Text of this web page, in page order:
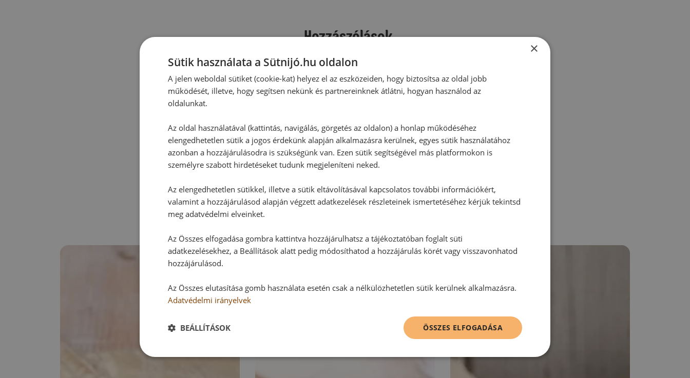
Hozzászólások
Ehhez a recepthez még nem érkezett hozzászólás.
Vélemény írásához, kérjük,jelentkezz be!
RECEPTAJÁNLÓ
×
Sütik használata a Sütnijó.hu oldalon
A jelen weboldal sütiket (cookie-kat) helyez el az eszközeiden, hogy biztosítsa az oldal jobb
működését, illetve, hogy segítsen nekünk és partnereinknek átlátni, hogyan használod az
oldalunkat.
Az oldal használatával (kattintás, navigálás, görgetés az oldalon) a honlap működéséhez
elengedhetetlen sütik a jogos érdekünk alapján alkalmazásra kerülnek, egyes sütik használatához
azonban a hozzájárulásodra is szükségünk van. Ezen sütik segítségével más platformokon is
személyre szabott hirdetéseket tudunk megjeleníteni neked.
Az elengedhetetlen sütikkel, illetve a sütik eltávolításával kapcsolatos további információkért,
valamint a hozzájárulásod alapján végzett adatkezelések részleteinek ismertetéséhez kérjük tekintsd
meg adatvédelmi elveinket.
Az Összes elfogadása gombra kattintva hozzájárulhatsz a tájékoztatóban foglalt süti
adatkezelésekhez, a Beállítások alatt pedig módosíthatod a hozzájárulás körét vagy visszavonhatod
hozzájárulásod.
Az Összes elutasítása gomb használata esetén csak a nélkülözhetetlen sütik kerülnek alkalmazásra.
Adatvédelmi irányelvek
ÖSSZES ELFOGADÁSA
BEÁLLÍTÁSOK